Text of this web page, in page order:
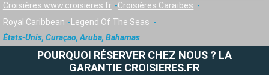
Croisières www.croisieres.fr
Croisières Caraïbes
Royal Caribbean
Legend Of The Seas
États-Unis, Curaçao, Aruba, Bahamas
POURQUOI RÉSERVER CHEZ NOUS ? LA
GARANTIE CROISIERES.FR